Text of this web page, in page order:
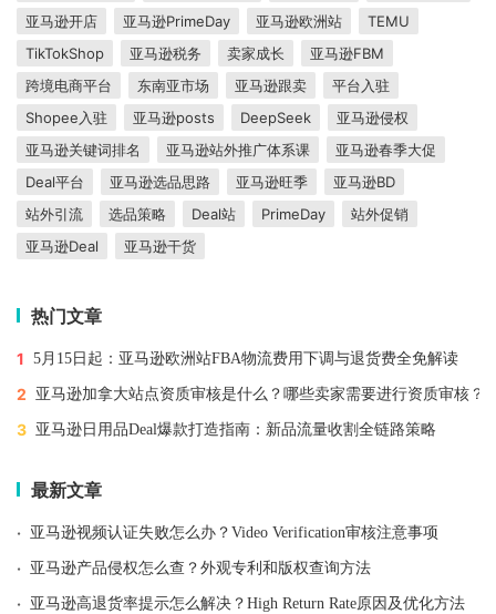
亚马逊开店
亚马逊PrimeDay 亚马逊欧洲站
TEMU
TikTokShop
亚马逊税务 卖家成长
亚马逊FBM
跨境电商平台
东南亚市场 亚马逊跟卖
平台入驻
Shopee入驻
亚马逊posts DeepSeek
亚马逊侵权
亚马逊关键词排名
亚马逊站外推广体系课
亚马逊春季大促
Deal平台
亚马逊选品思路 亚马逊旺季
亚马逊BD
站外引流
选品策略 Deal站 PrimeDay
站外促销
亚马逊Deal
亚马逊干货
热门文章
1 5月15日起：亚马逊欧洲站FBA物流费用下调与退货费全免解读
2 亚马逊加拿大站点资质审核是什么？哪些卖家需要进行资质审核？
3 亚马逊日用品Deal爆款打造指南：新品流量收割全链路策略
最新文章
· 亚马逊视频认证失败怎么办？Video Verification审核注意事项
· 亚马逊产品侵权怎么查？外观专利和版权查询方法
· 亚马逊高退货率提示怎么解决？High Return Rate原因及优化方法